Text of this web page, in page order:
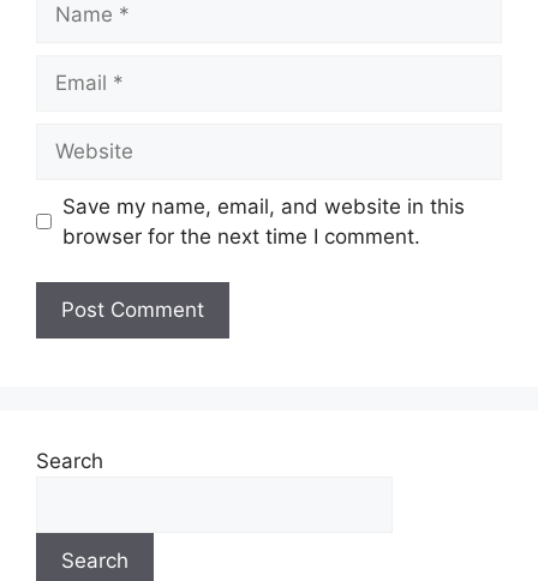
Save my name, email, and website in this
browser for the next time I comment.
Search
Search